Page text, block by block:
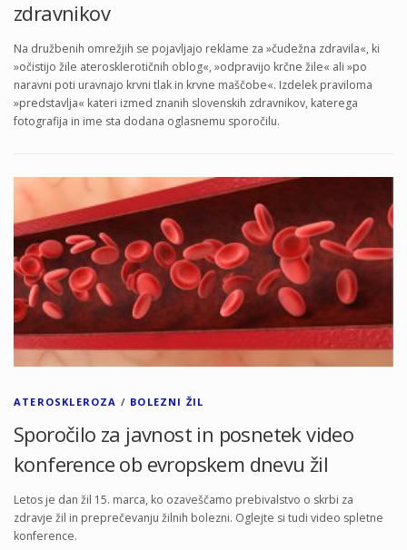
zdravnikov
Na družbenih omrežjih se pojavljajo reklame za »čudežna zdravila«, ki
»očistijo žile aterosklerotičnih oblog«, »odpravijo krčne žile« ali »po
naravni poti uravnajo krvni tlak in krvne maščobe«. Izdelek praviloma
»predstavlja« kateri izmed znanih slovenskih zdravnikov, katerega
fotografija in ime sta dodana oglasnemu sporočilu.
ATEROSKLEROZA / BOLEZNI ŽIL
Sporočilo za javnost in posnetek video
konference ob evropskem dnevu žil
Letos je dan žil 15. marca, ko ozaveščamo prebivalstvo o skrbi za
zdravje žil in preprečevanju žilnih bolezni. Oglejte si tudi video spletne
konference.